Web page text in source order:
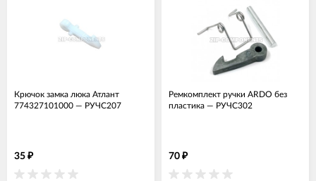
Крючок замка люка Атлант
774327101000 — РУЧС207
35 ₽
Ремкомплект ручки ARDO без
пластика — РУЧС302
70 ₽